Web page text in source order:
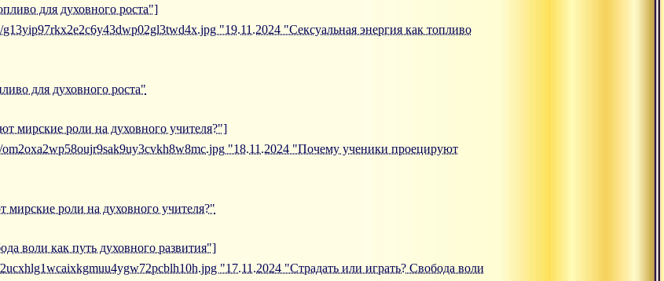
для духовного роста"]
"19.11.2024 "Сексуальная энергия как топливо
для духовного роста"
мирские роли на духовного учителя?"]
"18.11.2024 "Почему ученики проецируют
роли на духовного учителя?"
воли как путь духовного развития"]
"17.11.2024 "Страдать или играть? Свобода воли